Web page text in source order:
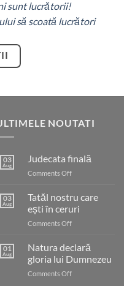
sunt lucrătorii!
să scoată lucrători
NOUTATI
03
Aug
Judecata finală
Comments Offon
03
Aug
Tatăl nostru care
ești în ceruri
Comments Offon
nostru
ești
în
01
Aug
Natura declară
gloria lui Dumnezeu
Comments Offon